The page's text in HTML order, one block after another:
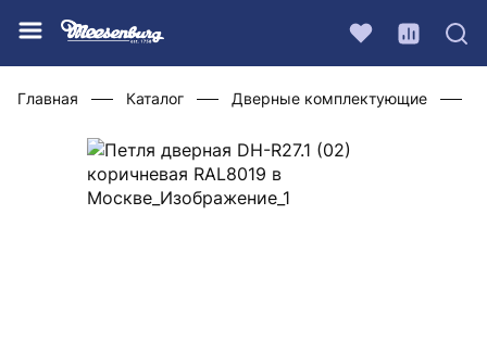
Главная Каталог Дверные комплектующие